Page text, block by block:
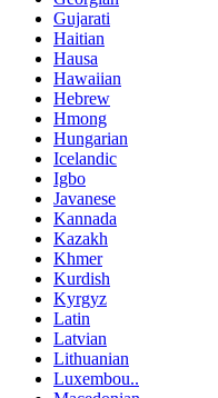
Gujarati
Haitian
Hausa
Hawaiian
Hebrew
Hmong
Hungarian
Icelandic
Igbo
Javanese
Kannada
Kazakh
Khmer
Kurdish
Kyrgyz
Latin
Latvian
Lithuanian
Luxembou..